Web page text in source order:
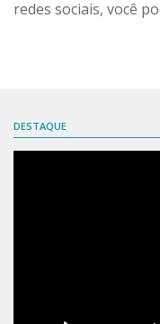
Série especial
Links
redes sociais, você
DESTAQUE